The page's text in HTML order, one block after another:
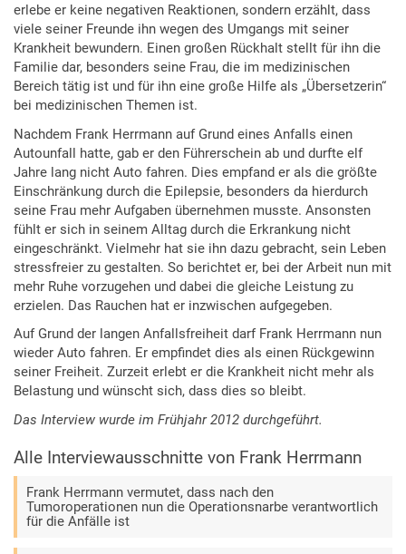
erlebe er keine negativen Reaktionen, sondern erzählt, dass
viele seiner Freunde ihn wegen des Umgangs mit seiner
Krankheit bewundern. Einen großen Rückhalt stellt für ihn die
Familie dar, besonders seine Frau, die im medizinischen
Bereich tätig ist und für ihn eine große Hilfe als „Übersetzerin“
bei medizinischen Themen ist.
Nachdem Frank Herrmann auf Grund eines Anfalls einen
Autounfall hatte, gab er den Führerschein ab und durfte elf
Jahre lang nicht Auto fahren. Dies empfand er als die größte
Einschränkung durch die Epilepsie, besonders da hierdurch
seine Frau mehr Aufgaben übernehmen musste. Ansonsten
fühlt er sich in seinem Alltag durch die Erkrankung nicht
eingeschränkt. Vielmehr hat sie ihn dazu gebracht, sein Leben
stressfreier zu gestalten. So berichtet er, bei der Arbeit nun mit
mehr Ruhe vorzugehen und dabei die gleiche Leistung zu
erzielen. Das Rauchen hat er inzwischen aufgegeben.
Auf Grund der langen Anfallsfreiheit darf Frank Herrmann nun
wieder Auto fahren. Er empfindet dies als einen Rückgewinn
seiner Freiheit. Zurzeit erlebt er die Krankheit nicht mehr als
Belastung und wünscht sich, dass dies so bleibt.
Das Interview wurde im Frühjahr 2012 durchgeführt.
Alle Interviewausschnitte von Frank Herrmann
Frank Herrmann vermutet, dass nach den
Tumoroperationen nun die Operationsnarbe verantwortlich
für die Anfälle ist